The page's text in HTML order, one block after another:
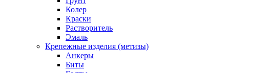
Колер
Краски
Растворитель
Эмаль
Крепежные изделия (метизы)
Анкеры
Биты